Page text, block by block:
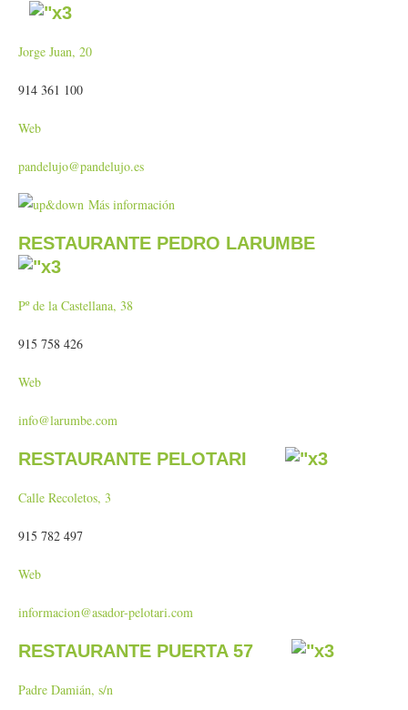
Jorge Juan, 20
914 361 100
Web
pandelujo@pandelujo.es
Más información
RESTAURANTE PEDRO LARUMBE
Pº de la Castellana, 38
915 758 426
Web
info@larumbe.com
RESTAURANTE PELOTARI
Calle Recoletos, 3
915 782 497
Web
informacion@asador-pelotari.com
RESTAURANTE PUERTA 57
Padre Damián, s/n